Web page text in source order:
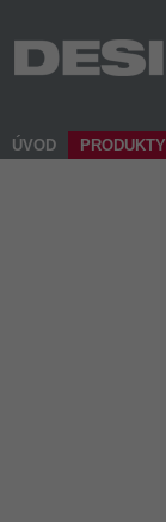
ÚVOD PRODUKTY